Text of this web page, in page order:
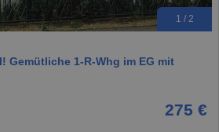
1 / 2
Gemütliche 1-R-Whg im EG mit
275 €